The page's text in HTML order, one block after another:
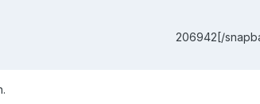
206942[/